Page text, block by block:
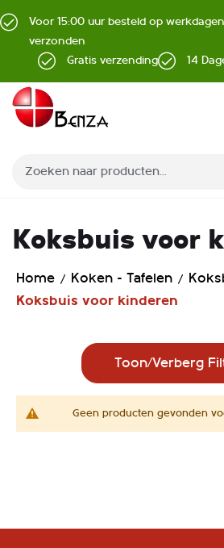
Voor 15:00 uur besteld op
verzonden
Gratis verzending
14
Koksbuis voor
Home Koken - Tafelen
Koksbuis voor kinderen
Toon/Verberg
Geen producten gevonden